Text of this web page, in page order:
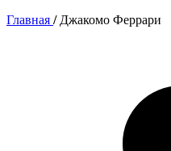
Главная / Джакомо Феррари